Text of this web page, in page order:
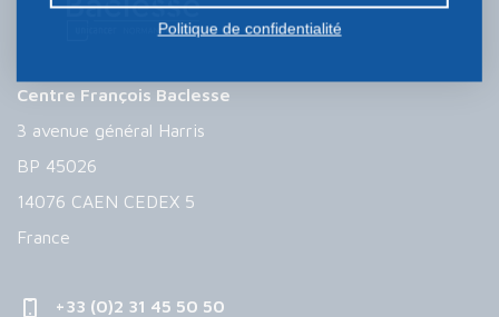
Centre François Baclesse
3 avenue général Harris
BP 45026
14076 CAEN CEDEX 5
France
+33 (0)2 31 45 50 50
Politique de confidentialité